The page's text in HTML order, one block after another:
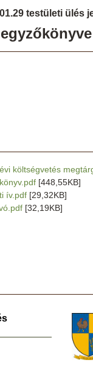
testületi ülés
költségvetés
[448,55KB]
ív.pdf [29,32KB]
[32,19KB]